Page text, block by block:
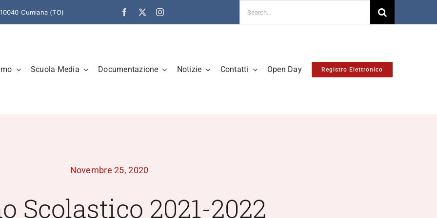
Cumiana (TO)
per:
Scuola Media Documentazione Notizie Contatti Open Day Registro Elettronico
Novembre 25, 2020
Scolastico 2021-2022